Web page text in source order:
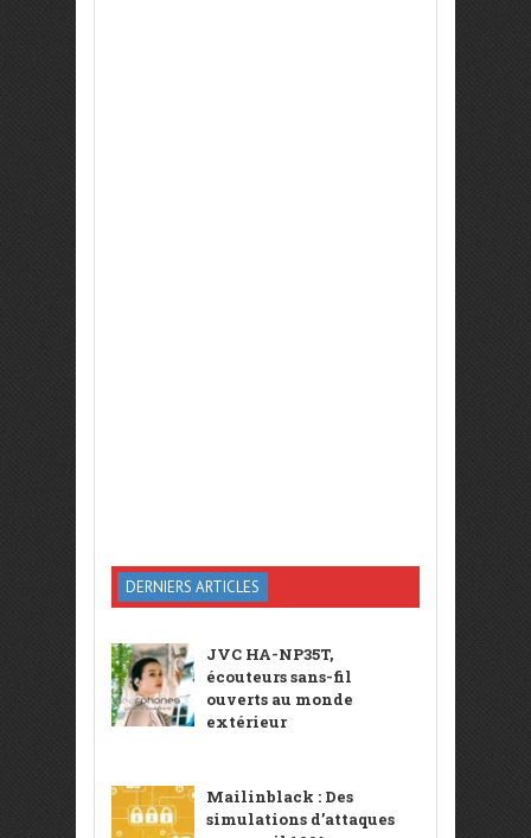
DERNIERS ARTICLES
JVC HA-NP35T,
écouteurs sans-fil
ouverts au monde
extérieur
Mailinblack : Des
simulations d’attaques